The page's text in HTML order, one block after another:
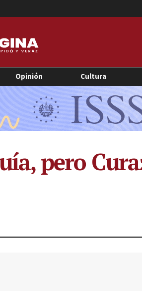
Opinión Cultura
pero